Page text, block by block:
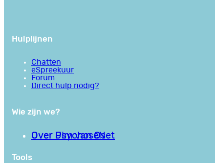
Hulplijnen
Chatten
eSpreekuur
Forum
Direct hulp nodig?
Wie zijn we?
Over PsychoseNet
Over Jim van Os
Tools